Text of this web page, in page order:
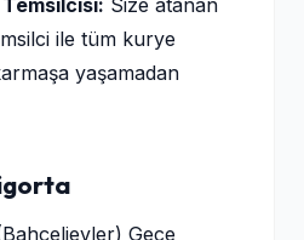
Size atanan
ile tüm kurye
yaşamadan
Gece